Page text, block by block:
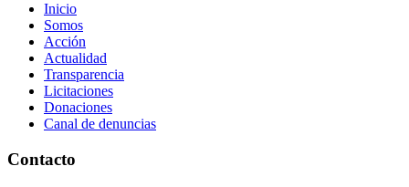
Inicio
Somos
Acción
Actualidad
Transparencia
Licitaciones
Donaciones
Canal de denuncias
Contacto